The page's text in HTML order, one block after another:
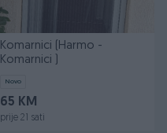
Komarnici (Harmo -
Komarnici )
Novo
65 KM
prije 21 sati